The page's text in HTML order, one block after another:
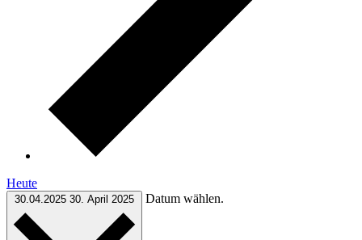
Heute
30.04.2025 30. April 2025 Datum wählen.